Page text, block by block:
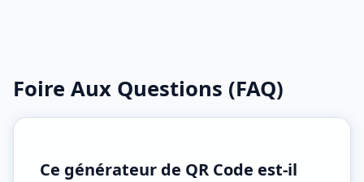
Foire Aux Questions (FAQ)
Ce générateur de QR Code est-il